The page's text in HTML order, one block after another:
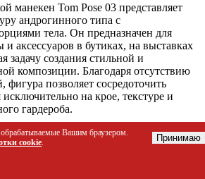
манекен Tom Pose 03 представляет
андрогинного типа с
тела. Он предназначен для
аксессуаров в бутиках, на выставках
задачу создания стильной и
композиции. Благодаря отсутствию
фигура позволяет сосредоточить
на крое, текстуре и
гардероба.
товар
Вашим браузером.
cookie. Принимаю